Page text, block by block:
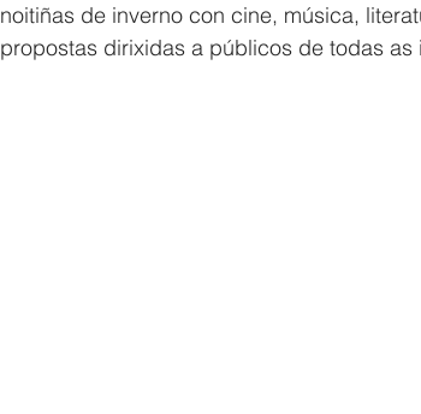
noitiñas de inverno con cine, música,
propostas dirixidas a públicos de todas as